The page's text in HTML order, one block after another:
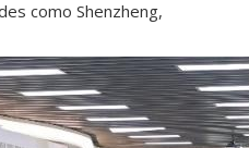
como Shenzheng,